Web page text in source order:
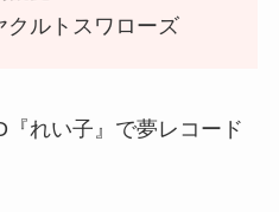
クルトスワローズ
れい子』で夢レコード